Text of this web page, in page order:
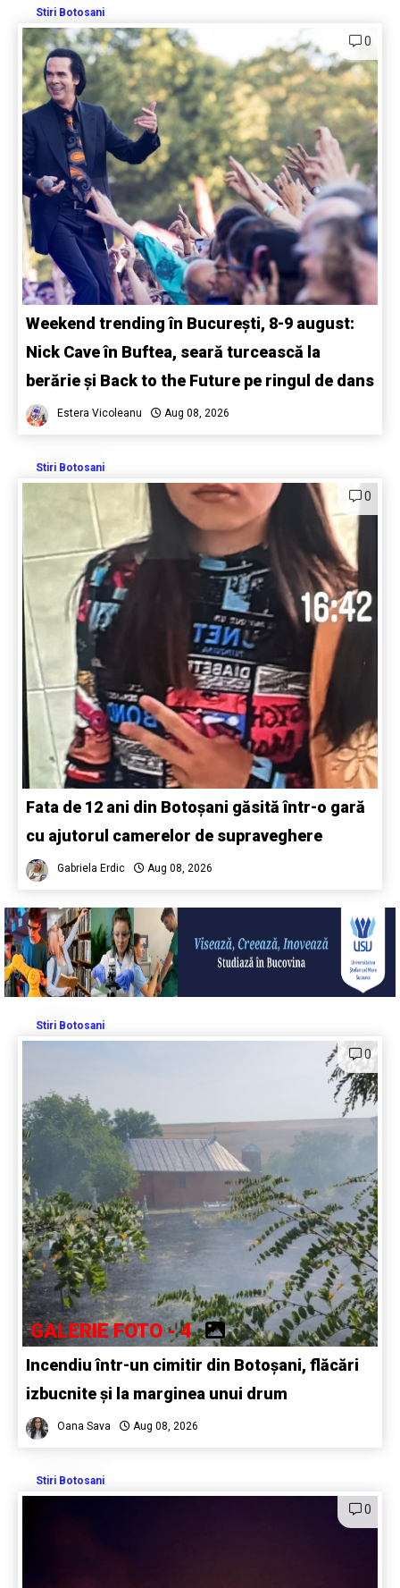
Stiri Botosani
0
Weekend trending în București, 8-9 august:
Nick Cave în Buftea, seară turcească la
berărie și Back to the Future pe ringul de dans
Estera Vicoleanu Aug 08, 2026
Stiri Botosani
0
Fata de 12 ani din Botoșani găsită într-o gară
cu ajutorul camerelor de supraveghere
Gabriela Erdic Aug 08, 2026
Stiri Botosani
0
GALERIE FOTO - 4
Incendiu într-un cimitir din Botoșani, flăcări
izbucnite și la marginea unui drum
Oana Sava Aug 08, 2026
Stiri Botosani
0